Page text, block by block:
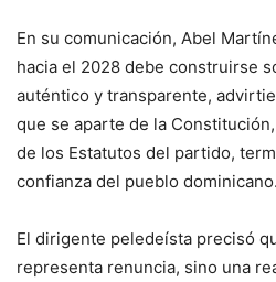
En su comunicación, Abel
hacia el 2028 debe construirse
auténtico y transparente,
que se aparte de la
de los Estatutos del partido,
confianza del pueblo dominicano.
El dirigente peledeísta precisó
representa renuncia, sino una